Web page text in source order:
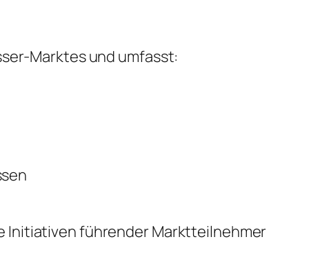
Marktes und umfasst:
Initiativen führender Marktteilnehmer